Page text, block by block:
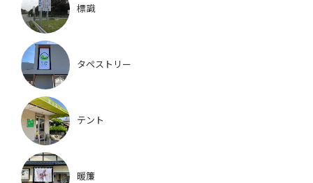
標識
タペストリー
テント
暖簾